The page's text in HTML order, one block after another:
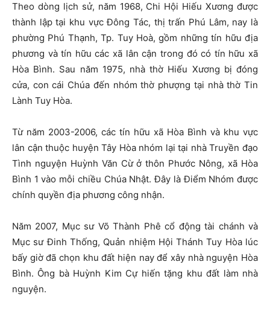
Theo dòng lịch sử, năm 1968, Chi Hội Hiếu Xương được
thành lập tại khu vực Đông Tác, thị trấn Phú Lâm, nay là
phường Phú Thạnh, Tp. Tuy Hoà, gồm những tín hữu địa
phương và tín hữu các xã lân cận trong đó có tín hữu xã
Hòa Bình. Sau năm 1975, nhà thờ Hiếu Xương bị đóng
cửa, con cái Chúa đến nhóm thờ phượng tại nhà thờ Tin
Lành Tuy Hòa.
Từ năm 2003-2006, các tín hữu xã Hòa Bình và khu vực
lân cận thuộc huyện Tây Hòa nhóm lại tại nhà Truyền đạo
Tình nguyện Huỳnh Văn Cừ ở thôn Phước Nông, xã Hòa
Bình 1 vào mỗi chiều Chúa Nhật. Đây là Điểm Nhóm được
chính quyền địa phương công nhận.
Năm 2007, Mục sư Võ Thành Phê cổ động tài chánh và
Mục sư Đinh Thống, Quản nhiệm Hội Thánh Tuy Hòa lúc
bấy giờ đã chọn khu đất hiện nay để xây nhà nguyện Hòa
Bình. Ông bà Huỳnh Kim Cự hiến tặng khu đất làm nhà
nguyện.